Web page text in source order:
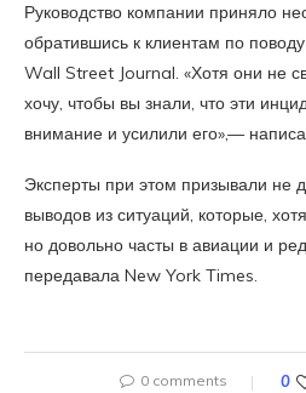
Руководство компании приняло
обратившись к клиентам по
Wall Street Journal. «Хотя они не
хочу, чтобы вы знали, что эти
внимание и усилили его»,—
Эксперты при этом призывали не
выводов из ситуаций, которые,
но довольно часты в авиации и
передавала New York Times.
0 comments 0